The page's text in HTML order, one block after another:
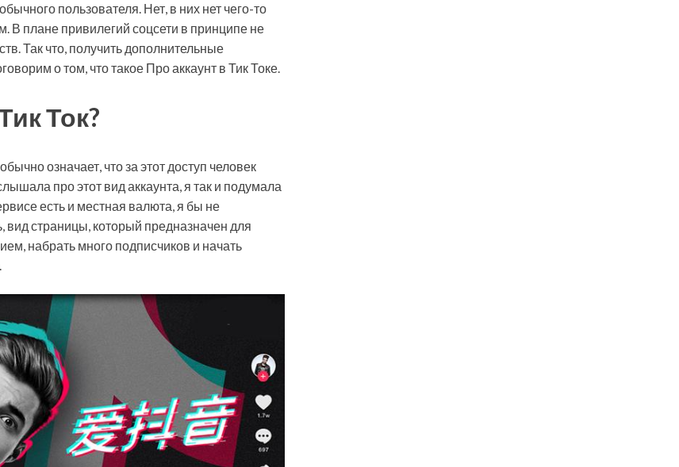
пользователя. Нет, в них нет чего-то
В плане привилегий соцсети в принципе не
Так что, получить дополнительные
о том, что такое Про аккаунт в Тик Токе.
Ток?
означает, что за этот доступ человек
про этот вид аккаунта, я так и подумала
есть и местная валюта, я бы не
вид страницы, который предназначен для
набрать много подписчиков и начать